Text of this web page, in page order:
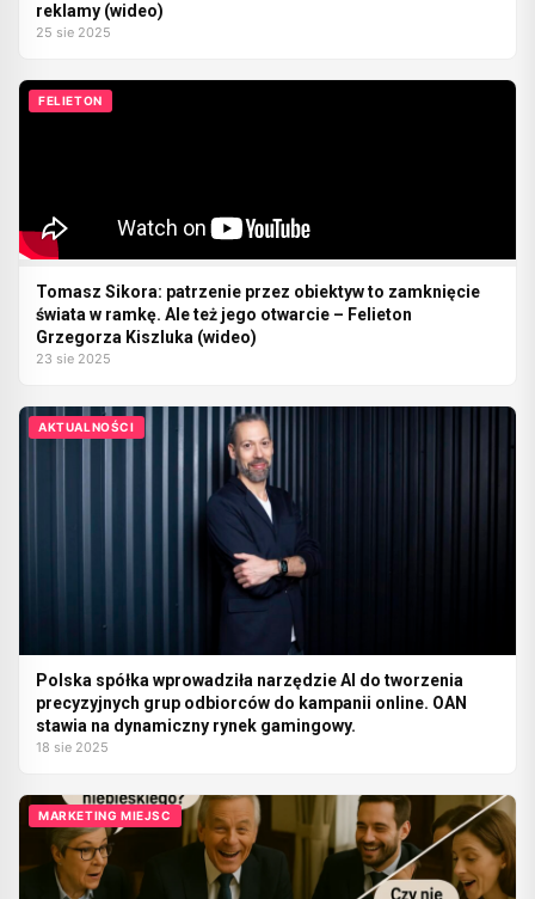
reklamy (wideo)
25 sie 2025
FELIETON
Tomasz Sikora: patrzenie przez obiektyw to zamknięcie
świata w ramkę. Ale też jego otwarcie – Felieton
Grzegorza Kiszluka (wideo)
23 sie 2025
AKTUALNOŚCI
Polska spółka wprowadziła narzędzie AI do tworzenia
precyzyjnych grup odbiorców do kampanii online. OAN
stawia na dynamiczny rynek gamingowy.
18 sie 2025
MARKETING MIEJSC